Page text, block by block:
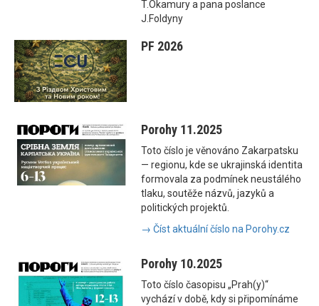
T.Okamury a pana poslance
J.Foldyny
PF 2026
Porohy 11.2025
Toto číslo je věnováno Zakarpatsku
— regionu, kde se ukrajinská identita
formovala za podmínek neustálého
tlaku, soutěže názvů, jazyků a
politických projektů.
→ Číst aktuální číslo na Porohy.cz
Porohy 10.2025
Toto číslo časopisu „Prah(y)“
vychází v době, kdy si připomínáme